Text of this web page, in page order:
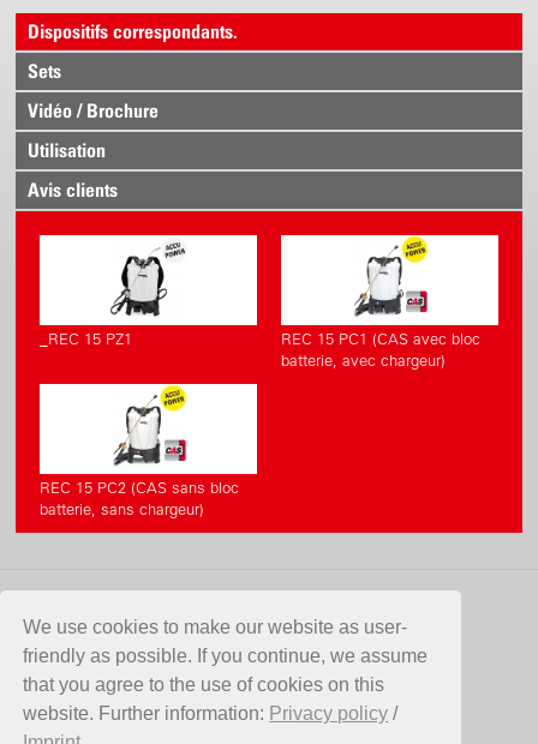
We use cookies to make our website as user-
friendly as possible. If you continue, we assume
that you agree to the use of cookies on this
website. Further information: Privacy policy /
Dispositifs correspondants.
Sets
Vidéo / Brochure
Utilisation
Avis clients
_REC 15 PZ1
REC 15 PC1 (CAS avec bloc
batterie, avec chargeur)
REC 15 PC2 (CAS sans bloc
batterie, sans chargeur)
CONTACT
Birchmeier Sprühtechnik AG
Im Stetterfeld 1
5608 Stetten